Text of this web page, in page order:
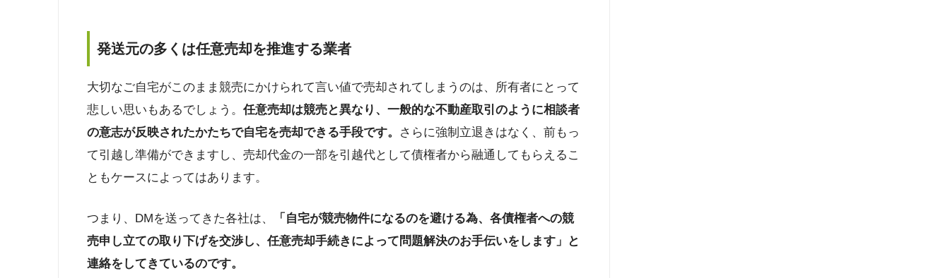
発送元の多くは任意売却を推進する業者
大切なご自宅がこのまま競売にかけられて言い値で売却されてしまうのは、所有者にとって
悲しい思いもあるでしょう。 任意売却は競売と異なり、一般的な不動産取引のように相談者
の意志が反映されたかたちで自宅を売却できる手段です。
さらに強制立退きはなく、前もっ
て引越し準備ができますし、売却代金の一部を引越代として債権者から融通してもらえるこ
ともケースによってはあります。
つまり、DMを送ってきた各社は、
「自宅が競売物件になるのを避ける為、各債権者への競
売申し立ての取り下げを交渉し、任意売却手続きによって問題解決のお手伝いをします」と
連絡をしてきているのです。